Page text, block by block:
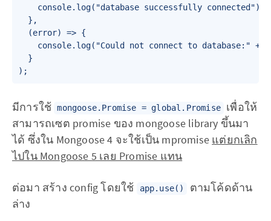
    console.log("database successfully connected");
  },
  (error) => {
console.log("Could not connect to database:" +
  }
มีการใช้ mongoose.Promise = global.Promise
เพื่อให้
สามารถเซต promise ของ mongoose library ขึ้นมา
ได้ ซึ่งใน Mongoose 4 จะใช้เป็น mpromise แต่ยกเลิก
ไปใน Mongoose 5 เลย Promise แทน
ต่อมา สร้าง config โดยใช้ app.use()
ตามโค้ดด้าน
ล่าง